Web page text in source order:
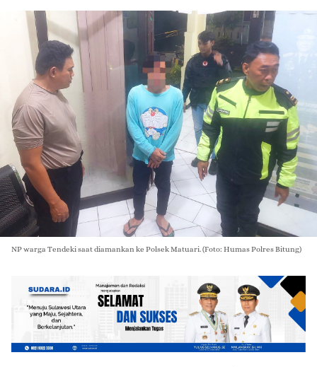
NP warga Tendeki saat diamankan ke Polsek Matuari. (Foto: Humas Polres Bitung)